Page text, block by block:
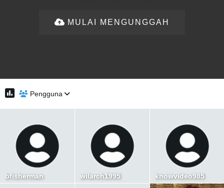
MULAI MENGUNGGAH
Pengguna
bfisherman wilarch1995 knowvideo985